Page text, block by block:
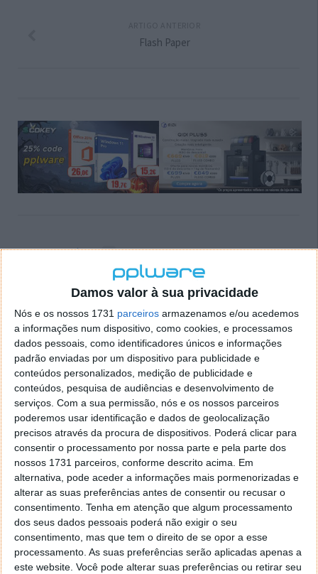
Damos valor à sua privacidade
Nós e os nossos 1731 parceiros armazenamos e/ou acedemos
a informações num dispositivo, como cookies, e processamos
dados pessoais, como identificadores únicos e informações
padrão enviadas por um dispositivo para publicidade e
conteúdos personalizados, medição de publicidade e
conteúdos, pesquisa de audiências e desenvolvimento de
serviços. Com a sua permissão, nós e os nossos parceiros
poderemos usar identificação e dados de geolocalização
precisos através da procura de dispositivos. Poderá clicar para
consentir o processamento por nossa parte e pela parte dos
nossos 1731 parceiros, conforme descrito acima. Em
alternativa, pode aceder a informações mais pormenorizadas e
alterar as suas preferências antes de consentir ou recusar o
consentimento. Tenha em atenção que algum processamento
dos seus dados pessoais poderá não exigir o seu
consentimento, mas que tem o direito de se opor a esse
processamento. As suas preferências serão aplicadas apenas a
este website. Você pode alterar suas preferências ou retirar seu
Flash Paper
Comentários 1
Pecola
4 de Maio de 2005 às 18:53
concorrentes.. Vamos a ver se com tanta malta a
desenvolver novos programas (freeware, adoro.te!!!) as
coisas mudam mesmo de figura.
Responder
DEIXE UM COMENTÁRIO
Comentário
Nome * *